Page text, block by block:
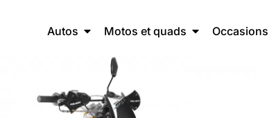
Autos Motos et quads Occasions